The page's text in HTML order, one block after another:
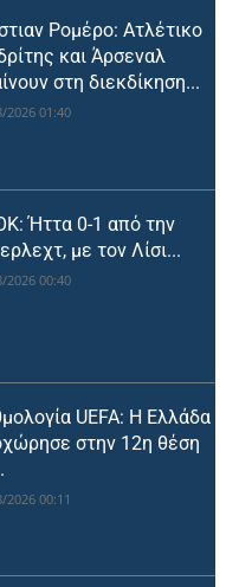
Ρομέρο: Ατλέτικο
και Άρσεναλ
στη διεκδίκηση...
2026 01:40
Ήττα 0-1 από την
με τον Λίσι...
2026 00:40
UEFA: Η Ελλάδα
στην 12η θέση
2026 00:11